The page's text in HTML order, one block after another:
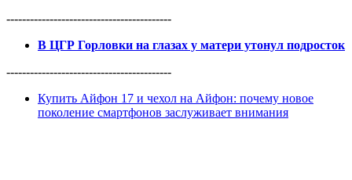
------------------------------------------
В ЦГР Горловки на глазах у матери утонул подросток
------------------------------------------
Купить Айфон 17 и чехол на Айфон: почему новое
поколение смартфонов заслуживает внимания